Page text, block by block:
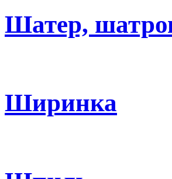
Шатер,
Ширинка